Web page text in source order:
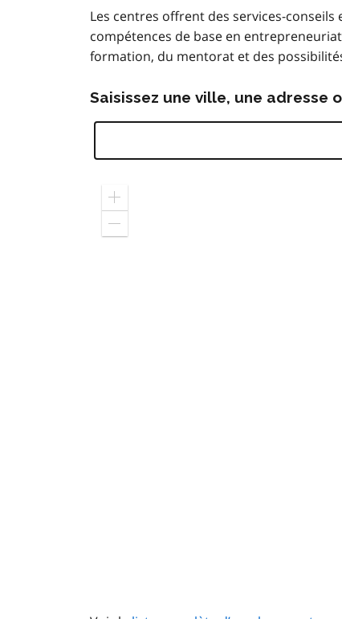
Les centres offrent des services-
compétences de base en
formation, du mentorat et des